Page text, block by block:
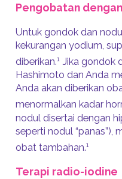
Pengobatan
Untuk gondok dan
kekurangan yodium,
diberikan.1 Jika gondok
Hashimoto dan Anda
Anda akan diberikan
menormalkan kadar
nodul disertai dengan
seperti nodul “panas”),
obat tambahan.1
Terapi radio-iodine